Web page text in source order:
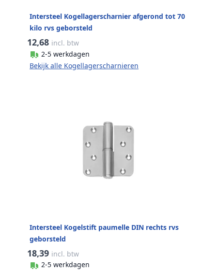
Intersteel Kogellagerscharnier afgerond tot 70
kilo rvs geborsteld
12,68 incl. btw
2-5 werkdagen
Bekijk alle Kogellagerscharnieren
Intersteel Kogelstift paumelle DIN rechts rvs
geborsteld
18,39 incl. btw
2-5 werkdagen